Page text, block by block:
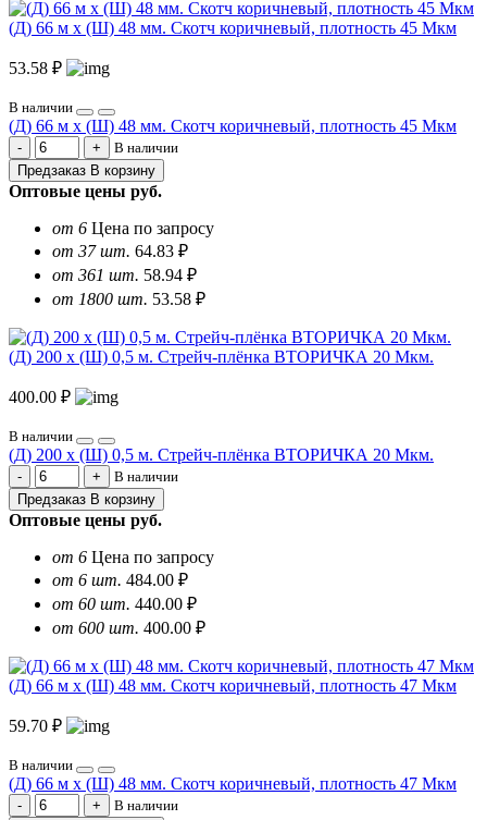
(Д) 66 м х (Ш) 48 мм. Скотч коричневый, плотность 45 Мкм
53.58 ₽
В наличии
(Д) 66 м х (Ш) 48 мм. Скотч коричневый, плотность 45 Мкм
В наличии
Предзаказ В корзину
Оптовые цены руб.
от 6 Цена по запросу
от 37 шт. 64.83 ₽
от 361 шт. 58.94 ₽
от 1800 шт. 53.58 ₽
(Д) 200 х (Ш) 0,5 м. Стрейч-плёнка ВТОРИЧКА 20 Мкм.
400.00 ₽
В наличии
(Д) 200 х (Ш) 0,5 м. Стрейч-плёнка ВТОРИЧКА 20 Мкм.
В наличии
Предзаказ В корзину
Оптовые цены руб.
от 6 Цена по запросу
от 6 шт. 484.00 ₽
от 60 шт. 440.00 ₽
от 600 шт. 400.00 ₽
(Д) 66 м х (Ш) 48 мм. Скотч коричневый, плотность 47 Мкм
59.70 ₽
В наличии
(Д) 66 м х (Ш) 48 мм. Скотч коричневый, плотность 47 Мкм
В наличии